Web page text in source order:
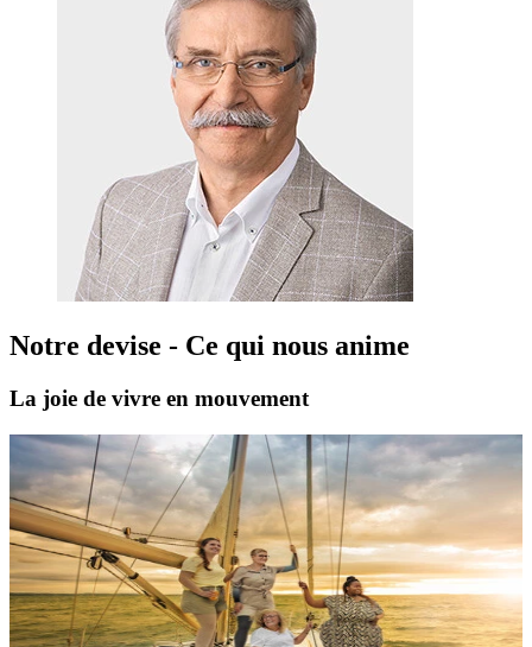
Notre devise - Ce qui nous anime
La joie de vivre en mouvement